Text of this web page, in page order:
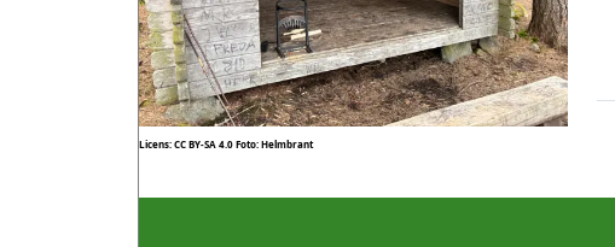
Licens: CC BY-SA 4.0Foto: Helmbrant